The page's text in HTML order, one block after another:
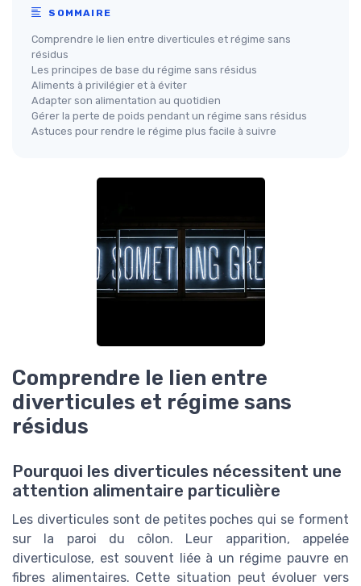
SOMMAIRE
Comprendre le lien entre diverticules et régime sans
résidus
Les principes de base du régime sans résidus
Aliments à privilégier et à éviter
Adapter son alimentation au quotidien
Gérer la perte de poids pendant un régime sans résidus
Astuces pour rendre le régime plus facile à suivre
Comprendre le lien entre
diverticules et régime sans
résidus
Pourquoi les diverticules nécessitent une
attention alimentaire particulière
Les diverticules sont de petites poches qui se forment
sur la paroi du côlon. Leur apparition, appelée
diverticulose, est souvent liée à un régime pauvre en
fibres alimentaires. Cette situation peut évoluer vers